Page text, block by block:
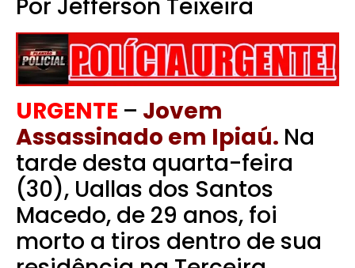
Por Jefferson Teixeira
URGENTE – Jovem
Assassinado em Ipiaú. Na
tarde desta quarta-feira
(30), Uallas dos Santos
Macedo, de 29 anos, foi
morto a tiros dentro de sua